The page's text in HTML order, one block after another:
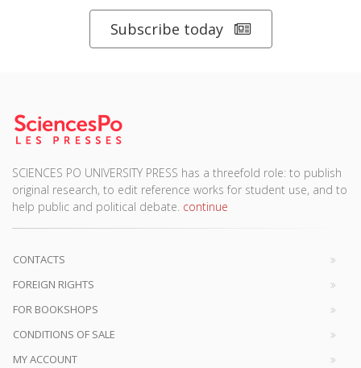
Subscribe today
SCIENCES PO UNIVERSITY PRESS has a threefold role: to publish
original research, to edit reference works for student use, and to
help public and political debate. continue
CONTACTS
FOREIGN RIGHTS
FOR BOOKSHOPS
CONDITIONS OF SALE
MY ACCOUNT